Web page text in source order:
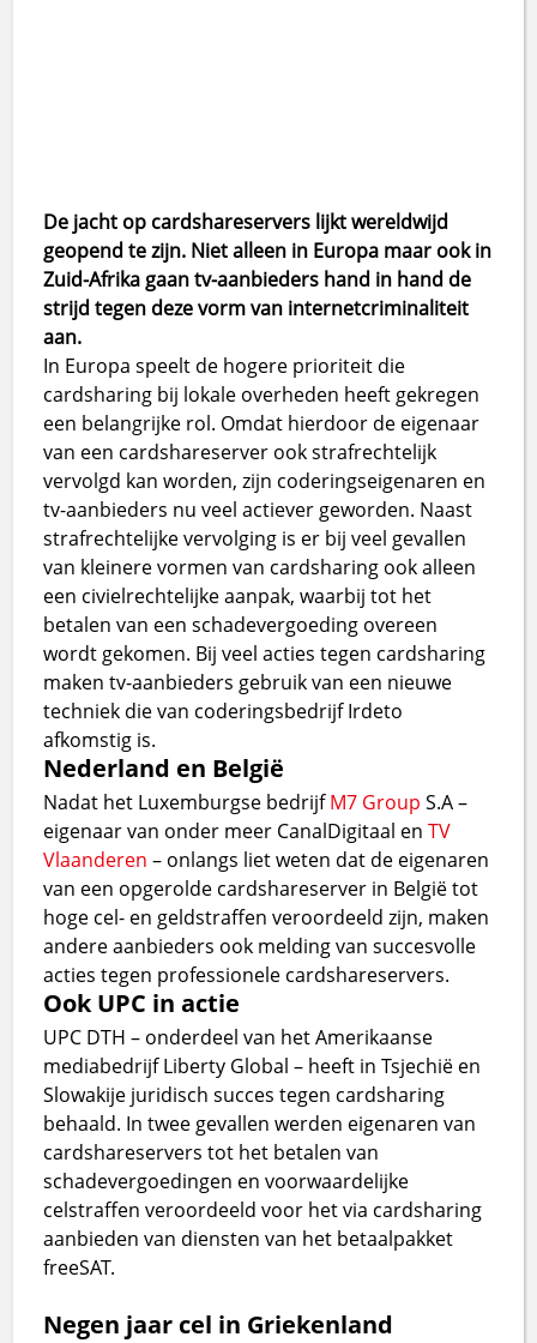
De jacht op cardshareservers lijkt wereldwijd
geopend te zijn. Niet alleen in Europa maar ook in
Zuid-Afrika gaan tv-aanbieders hand in hand de
strijd tegen deze vorm van internetcriminaliteit
aan.
In Europa speelt de hogere prioriteit die
cardsharing bij lokale overheden heeft gekregen
een belangrijke rol. Omdat hierdoor de eigenaar
van een cardshareserver ook strafrechtelijk
vervolgd kan worden, zijn coderingseigenaren en
tv-aanbieders nu veel actiever geworden. Naast
strafrechtelijke vervolging is er bij veel gevallen
van kleinere vormen van cardsharing ook alleen
een civielrechtelijke aanpak, waarbij tot het
betalen van een schadevergoeding overeen
wordt gekomen. Bij veel acties tegen cardsharing
maken tv-aanbieders gebruik van een nieuwe
techniek die van coderingsbedrijf Irdeto
afkomstig is.
Nederland en België
Nadat het Luxemburgse bedrijfM7 Group S.A –
eigenaar van onder meer CanalDigitaal enTV
Vlaanderen – onlangs liet weten dat de eigenaren
van een opgerolde cardshareserver in België tot
hoge cel- en geldstraffen veroordeeld zijn, maken
andere aanbieders ook melding van succesvolle
acties tegen professionele cardshareservers.
Ook UPC in actie
UPC DTH – onderdeel van het Amerikaanse
mediabedrijf Liberty Global – heeft in Tsjechië en
Slowakije juridisch succes tegen cardsharing
behaald. In twee gevallen werden eigenaren van
cardshareservers tot het betalen van
schadevergoedingen en voorwaardelijke
celstraffen veroordeeld voor het via cardsharing
aanbieden van diensten van het betaalpakket
freeSAT.
Negen jaar cel in Griekenland